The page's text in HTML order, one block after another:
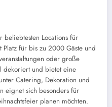
beliebtesten Locations für
für bis zu 2000 Gäste und
oder große
dekoriert und bietet eine
Catering, Dekoration und
eignet sich besonders für
planen möchten.